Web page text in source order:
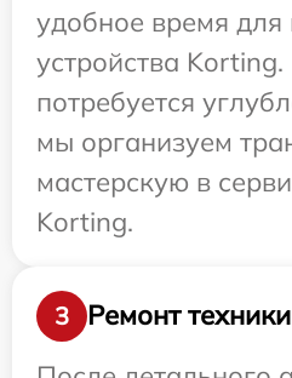
удобное время для
устройства Korting.
потребуется
мы организуем
мастерскую в
Korting.
3
Ремонт техники